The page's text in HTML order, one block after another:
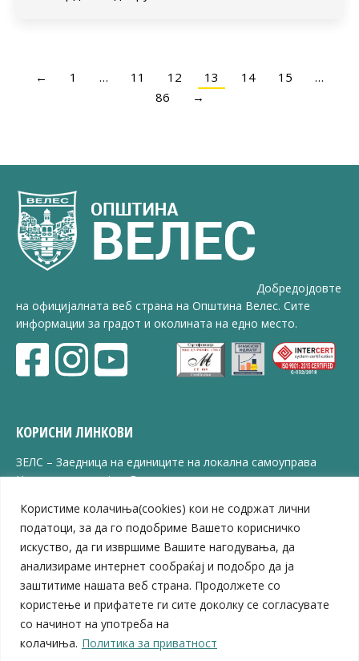
Користиме колачиња(cookies) кои не содржат лични
податоци, за да го подобриме Вашето корисничко
искуство, да ги извршиме Вашите нагодувања, да
анализираме интернет сообраќај и подобро да ја
заштитиме нашата веб страна. Продолжете со
користење и прифатете ги сите доколку се согласувате
со начинот на употреба на
колачиња. Политика за приватност
← 1 … 11 12 13 14 15
…
86
→
Добредојдовте
на официјалната веб страна на Општина Велес. Сите
информации за градот и околината на едно место.
КОРИСНИ ЛИНКОВИ
ЗЕЛС – Заедница на единиците на локална самоуправа
Центар за развој на Вардарски плански регион
ЈПССО „Парк – спорт и паркинзи“
ЛБ „Гоце Делчев“
ЛУ „Народен Музеј“
Влада на Република Северна Македонија
Собрание на Република Северна Македонија
Министерство за финансии
Министерство за транспорт
Министерство за локална самоуправа